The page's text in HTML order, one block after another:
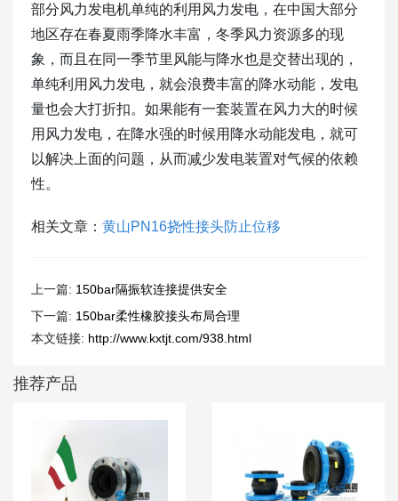
部分风力发电机单纯的利用风力发电，在中国大部分
地区存在春夏雨季降水丰富，冬季风力资源多的现
象，而且在同一季节里风能与降水也是交替出现的，
单纯利用风力发电，就会浪费丰富的降水动能，发电
量也会大打折扣。如果能有一套装置在风力大的时候
用风力发电，在降水强的时候用降水动能发电，就可
以解决上面的问题，从而减少发电装置对气候的依赖
性。
相关文章： 黄山PN16挠性接头防止位移
上一篇: 150bar隔振软连接提供安全
下一篇: 150bar柔性橡胶接头布局合理
本文链接: http://www.kxtjt.com/938.html
推荐产品